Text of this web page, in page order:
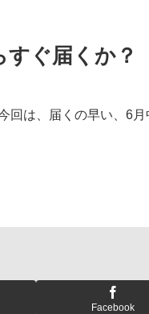
ぐ届くか？
回は、届くの早い、6月
Facebook